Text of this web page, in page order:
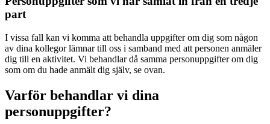
part
I vissa fall kan vi komma att behandla uppgifter om dig som någon
av dina kollegor lämnar till oss i samband med att personen anmäler
dig till en aktivitet. Vi behandlar då samma personuppgifter om dig
som om du hade anmält dig själv, se ovan.
Varför behandlar vi dina
personuppgifter?